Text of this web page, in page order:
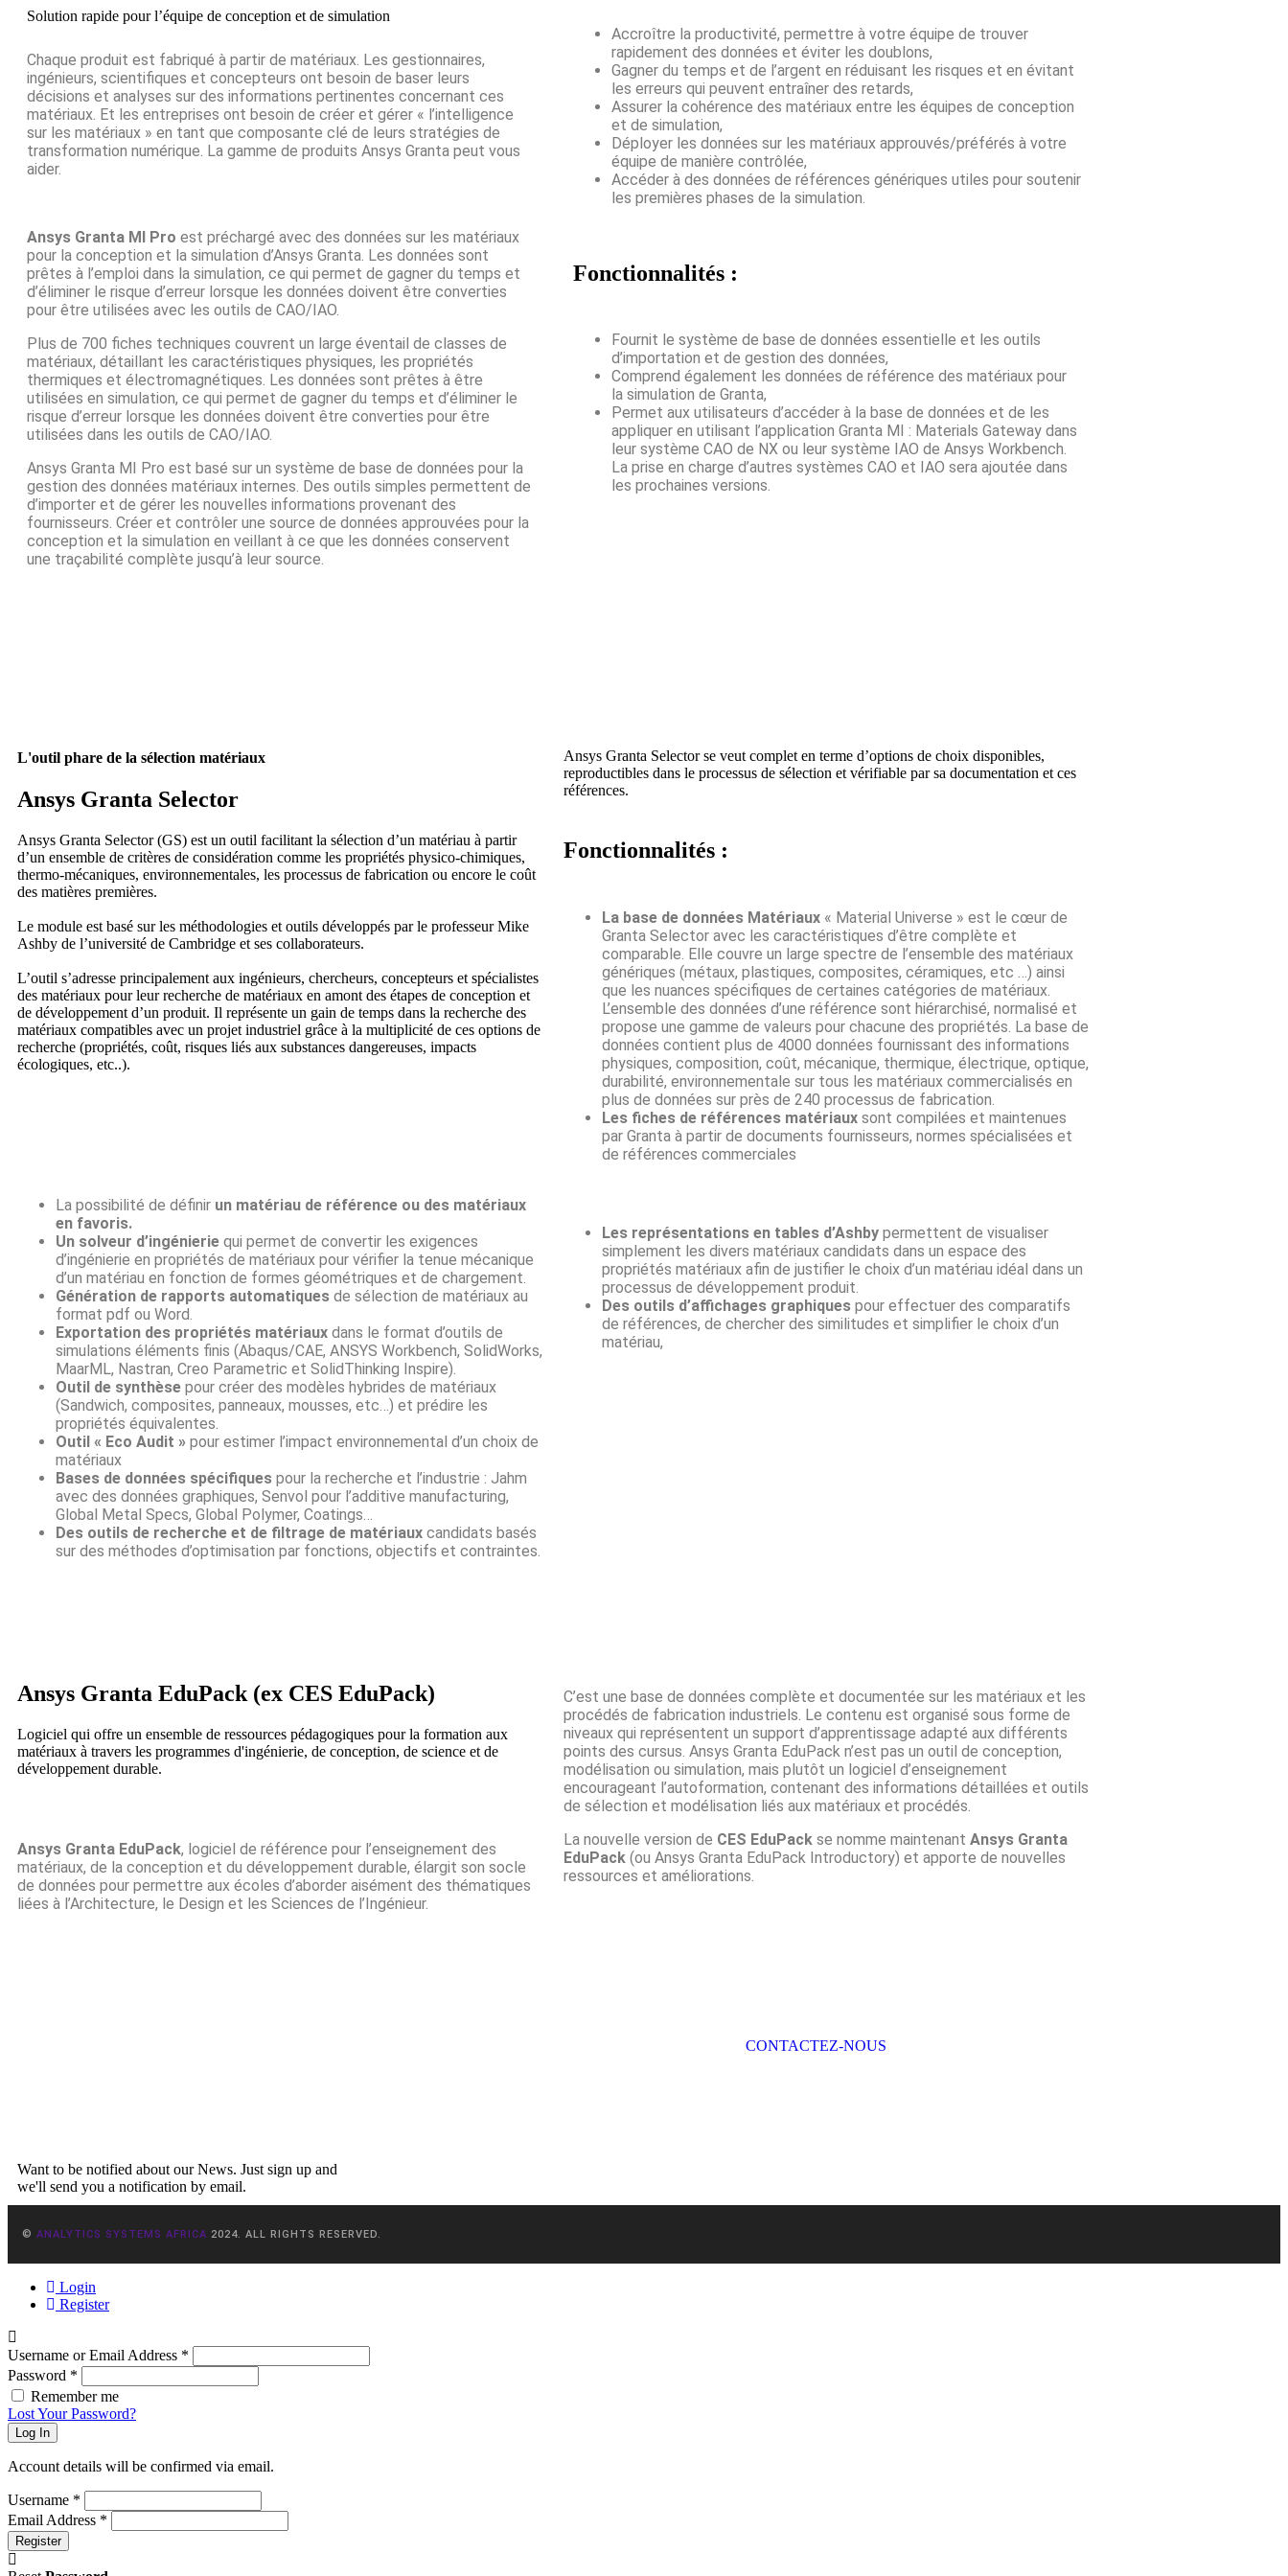
Solution rapide pour l’équipe de conception et de simulation
Chaque produit est fabriqué à partir de matériaux. Les gestionnaires,
ingénieurs, scientifiques et concepteurs ont besoin de baser leurs
décisions et analyses sur des informations pertinentes concernant ces
matériaux. Et les entreprises ont besoin de créer et gérer « l’intelligence
sur les matériaux » en tant que composante clé de leurs stratégies de
transformation numérique. La gamme de produits Ansys Granta peut vous
aider.
Ansys Granta MI Pro est préchargé avec des données sur les matériaux
pour la conception et la simulation d’Ansys Granta. Les données sont
prêtes à l’emploi dans la simulation, ce qui permet de gagner du temps et
d’éliminer le risque d’erreur lorsque les données doivent être converties
pour être utilisées avec les outils de CAO/IAO.
Plus de 700 fiches techniques couvrent un large éventail de classes de
matériaux, détaillant les caractéristiques physiques, les propriétés
thermiques et électromagnétiques. Les données sont prêtes à être
utilisées en simulation, ce qui permet de gagner du temps et d’éliminer le
risque d’erreur lorsque les données doivent être converties pour être
utilisées dans les outils de CAO/IAO.
Ansys Granta MI Pro est basé sur un système de base de données pour la
gestion des données matériaux internes. Des outils simples permettent de
d’importer et de gérer les nouvelles informations provenant des
fournisseurs. Créer et contrôler une source de données approuvées pour la
conception et la simulation en veillant à ce que les données conservent
une traçabilité complète jusqu’à leur source.
Accroître la productivité, permettre à votre équipe de trouver
rapidement des données et éviter les doublons,
Gagner du temps et de l’argent en réduisant les risques et en évitant
les erreurs qui peuvent entraîner des retards,
Assurer la cohérence des matériaux entre les équipes de conception
et de simulation,
Déployer les données sur les matériaux approuvés/préférés à votre
équipe de manière contrôlée,
Accéder à des données de références génériques utiles pour soutenir
les premières phases de la simulation.
Fonctionnalités :
Fournit le système de base de données essentielle et les outils
d’importation et de gestion des données,
Comprend également les données de référence des matériaux pour
la simulation de Granta,
Permet aux utilisateurs d’accéder à la base de données et de les
appliquer en utilisant l’application Granta MI : Materials Gateway dans
leur système CAO de NX ou leur système IAO de Ansys Workbench.
La prise en charge d’autres systèmes CAO et IAO sera ajoutée dans
les prochaines versions.
L'outil phare de la sélection matériaux
Ansys Granta Selector
Ansys Granta Selector (GS) est un outil facilitant la sélection d’un matériau à partir
d’un ensemble de critères de considération comme les propriétés physico-chimiques,
thermo-mécaniques, environnementales, les processus de fabrication ou encore le coût
des matières premières.
Le module est basé sur les méthodologies et outils développés par le professeur Mike
Ashby de l’université de Cambridge et ses collaborateurs.
L’outil s’adresse principalement aux ingénieurs, chercheurs, concepteurs et spécialistes
des matériaux pour leur recherche de matériaux en amont des étapes de conception et
de développement d’un produit. Il représente un gain de temps dans la recherche des
matériaux compatibles avec un projet industriel grâce à la multiplicité de ces options de
recherche (propriétés, coût, risques liés aux substances dangereuses, impacts
écologiques, etc..).
La possibilité de définir un matériau de référence ou des matériaux
en favoris.
Un solveur d’ingénierie qui permet de convertir les exigences
d’ingénierie en propriétés de matériaux pour vérifier la tenue mécanique
d’un matériau en fonction de formes géométriques et de chargement.
Génération de rapports automatiques de sélection de matériaux au
format pdf ou Word.
Exportation des propriétés matériaux dans le format d’outils de
simulations éléments finis (Abaqus/CAE, ANSYS Workbench, SolidWorks,
MaarML, Nastran, Creo Parametric et SolidThinking Inspire).
Outil de synthèse pour créer des modèles hybrides de matériaux
(Sandwich, composites, panneaux, mousses, etc…) et prédire les
propriétés équivalentes.
Outil « Eco Audit » pour estimer l’impact environnemental d’un choix de
matériaux
Bases de données spécifiques pour la recherche et l’industrie : Jahm
avec des données graphiques, Senvol pour l’additive manufacturing,
Global Metal Specs, Global Polymer, Coatings…
Des outils de recherche et de filtrage de matériaux candidats basés
sur des méthodes d’optimisation par fonctions, objectifs et contraintes.
Ansys Granta Selector se veut complet en terme d’options de choix disponibles,
reproductibles dans le processus de sélection et vérifiable par sa documentation et ces
références.
Fonctionnalités :
La base de données Matériaux « Material Universe » est le cœur de
Granta Selector avec les caractéristiques d’être complète et
comparable. Elle couvre un large spectre de l’ensemble des matériaux
génériques (métaux, plastiques, composites, céramiques, etc …) ainsi
que les nuances spécifiques de certaines catégories de matériaux.
L’ensemble des données d’une référence sont hiérarchisé, normalisé et
propose une gamme de valeurs pour chacune des propriétés. La base de
données contient plus de 4000 données fournissant des informations
physiques, composition, coût, mécanique, thermique, électrique, optique,
durabilité, environnementale sur tous les matériaux commercialisés en
plus de données sur près de 240 processus de fabrication.
Les fiches de références matériaux sont compilées et maintenues
par Granta à partir de documents fournisseurs, normes spécialisées et
de références commerciales
Les représentations en tables d’Ashby permettent de visualiser
simplement les divers matériaux candidats dans un espace des
propriétés matériaux afin de justifier le choix d’un matériau idéal dans un
processus de développement produit.
Des outils d’affichages graphiques pour effectuer des comparatifs
de références, de chercher des similitudes et simplifier le choix d’un
matériau,
Ansys Granta EduPack (ex CES EduPack)
Logiciel qui offre un ensemble de ressources pédagogiques pour la formation aux
matériaux à travers les programmes d'ingénierie, de conception, de science et de
développement durable.
Ansys Granta EduPack, logiciel de référence pour l’enseignement des
matériaux, de la conception et du développement durable, élargit son socle
de données pour permettre aux écoles d’aborder aisément des thématiques
liées à l’Architecture, le Design et les Sciences de l’Ingénieur.
C’est une base de données complète et documentée sur les matériaux et les
procédés de fabrication industriels. Le contenu est organisé sous forme de
niveaux qui représentent un support d’apprentissage adapté aux différents
points des cursus. Ansys Granta EduPack n’est pas un outil de conception,
modélisation ou simulation, mais plutôt un logiciel d’enseignement
encourageant l’autoformation, contenant des informations détaillées et outils
de sélection et modélisation liés aux matériaux et procédés.
La nouvelle version de CES EduPack se nomme maintenant Ansys Granta
EduPack (ou Ansys Granta EduPack Introductory) et apporte de nouvelles
ressources et améliorations.
CONTACTEZ-NOUS
Want to be notified about our News. Just sign up and
we'll send you a notification by email.
© ANALYTICS SYSTEMS AFRICA 2024. ALL RIGHTS RESERVED.
Login
Register
Username or Email Address *
Password *
Remember me
Lost Your Password?
Log In
Account details will be confirmed via email.
Username *
Email Address *
Register